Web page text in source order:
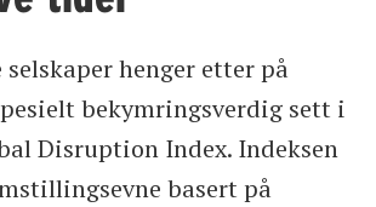
henger etter på
bekymringsverdig sett i
Disruption Index. Indeksen
basert på